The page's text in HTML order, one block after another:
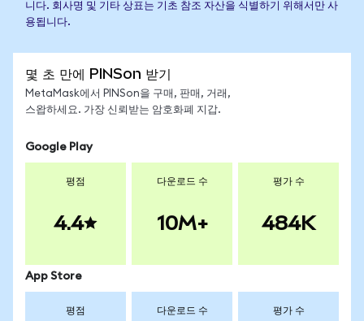
니다. 회사명 및 기타 상표는 기초 참조 자산을 식별하기 위해서만 사
용됩니다.
몇 초 만에 PINSon 받기
MetaMask에서 PINSon을 구매, 판매, 거래,
스왑하세요. 가장 신뢰받는 암호화폐 지갑.
Google Play
평점
4.4
다운로드 수
10M+
평가 수
484K
App Store
평점 다운로드 수 평가 수